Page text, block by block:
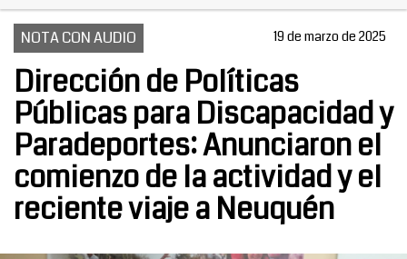
NOTA CON AUDIO 19 de marzo de 2025
Dirección de Políticas
Públicas para Discapacidad y
Paradeportes: Anunciaron el
comienzo de la actividad y el
reciente viaje a Neuquén